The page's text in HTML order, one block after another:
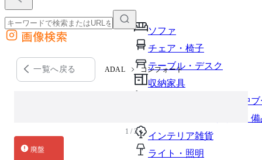
ソファ
チェア・椅子
テーブル・デスク
収納家具
パーソナルブース・集中
オフィスアクセサリー・
インテリア雑貨
ライト・照明
外部サイトの商品をカートに追加
他のサイトで見つけた商品ページのURLを貼り付けて、カートに追加できます
画像検索
一覧へ戻る ADAL コンフォート
1 / 3
廃盤